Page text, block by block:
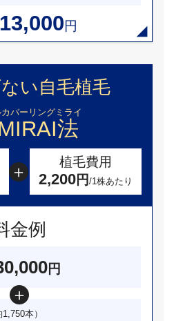
円
い自毛植毛
法
バーリングミライ
植毛費用
2,200円 /1株あたり
金例
円
1,750本）